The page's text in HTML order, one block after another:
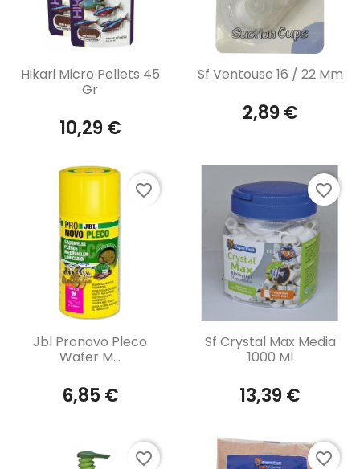
Aperçu rapide
Hikari Micro Pellets 45
Gr
10,29 €
Aperçu rapide
Sf Ventouse 16 / 22 Mm
2,89 €
 Aperçu rapide
Jbl Pronovo Pleco
Wafer M...
6,85 €
favorite_border
Aperçu rapide
Sf Crystal Max Media
1000 Ml
13,39 €
favorite_border
favorite_border favorite_border